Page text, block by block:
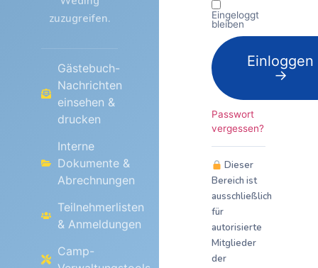
zuzugreifen.
Gästebuch-
Nachrichten
einsehen &
drucken
Interne
Dokumente &
Abrechnungen
Teilnehmerlisten
& Anmeldungen
Camp-
Eingeloggt
bleiben
Einloggen
→
Passwort
vergessen?
Dieser
Bereich ist
ausschließlich
für
autorisierte
Mitglieder
der